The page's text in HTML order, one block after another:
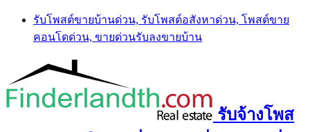
Skip
content
รับโพสต์ขายบ้านด่วน, รับโพสต์อสังหาด่วน, โพสต์ขาย
คอนโดด่วน, ขายด่วนรับลงขายบ้าน
รับจ้างโพส